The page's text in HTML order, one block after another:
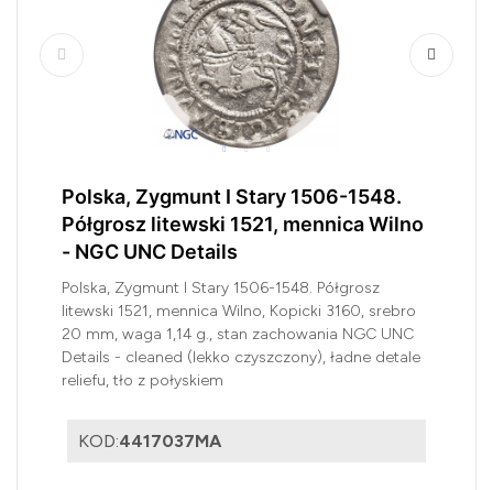
Polska, Zygmunt I Stary 1506-1548.
Półgrosz litewski 1521, mennica Wilno
- NGC UNC Details
Polska, Zygmunt I Stary 1506-1548. Półgrosz
litewski 1521, mennica Wilno, Kopicki 3160, srebro
20 mm, waga 1,14 g., stan zachowania NGC UNC
Details - cleaned (lekko czyszczony), ładne detale
reliefu, tło z połyskiem
KOD:4417037MA